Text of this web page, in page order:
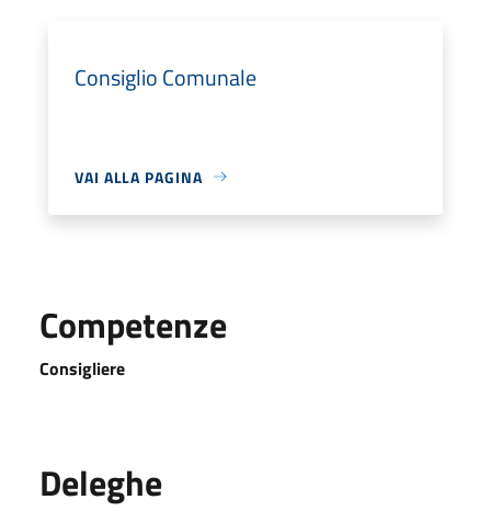
Consiglio Comunale
VAI ALLA PAGINA
Competenze
Consigliere
Deleghe